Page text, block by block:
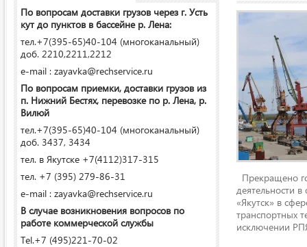
По вопросам доставки грузов через г. Усть
кут до пунктов в бассейне р. Лена:
тел.+7(395-65)40-104 (многоканальный)
доб. 2210,2211,2212
e-mail : zayavka@rechservice.ru
По вопросам приемки, доставки грузов из
п. Нижний Бестях, перевозке по р. Лена, р.
Вилюй
тел.+7(395-65)40-104 (многоканальный)
доб. 3437, 3434
тел. в Якутске +7(4112)317-315
тел. +7 (395) 279-86-31
e-mail : zayavka@rechservice.ru
В случае возникновения вопросов по
работе коммерческой службы
Tel.+7 (495)221-70-02
Прекращено
деятельности
«Якутск» в
транспортных
исключении